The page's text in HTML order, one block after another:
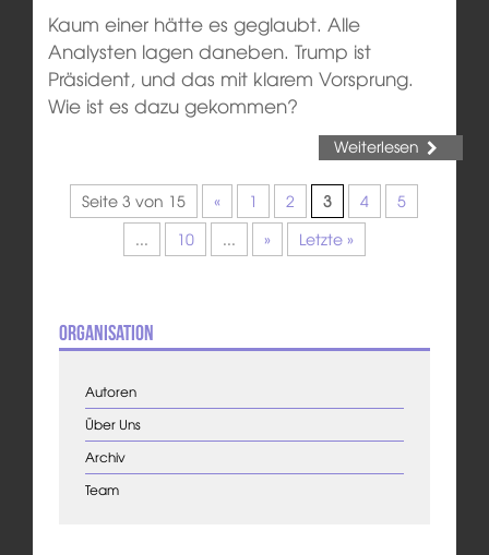
Kaum einer hätte es geglaubt. Alle
Analysten lagen daneben. Trump ist
Präsident, und das mit klarem Vorsprung.
Wie ist es dazu gekommen?
Weiterlesen
Seite 3 von 15 « 1 2 3 4
5
...
10 ... » Letzte »
Organisation
Autoren
Über Uns
Archiv
Team